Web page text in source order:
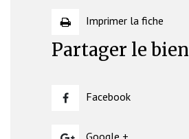
Imprimer la fiche
Partager le bien
Facebook